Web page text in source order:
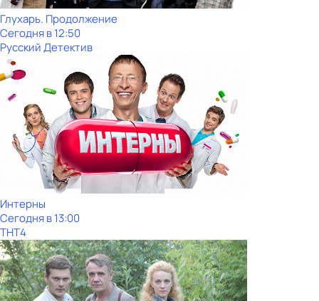
Глухарь. Продолжение
Сегодня в 12:50
Русский Детектив
Интерны
Сегодня в 13:00
ТНТ4